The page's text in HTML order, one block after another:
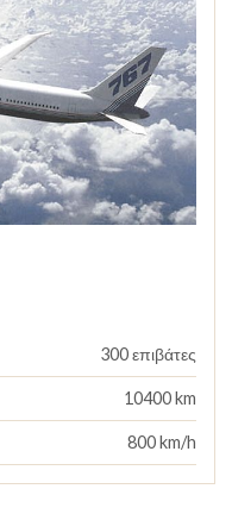
300 επιβάτες
10400 km
800 km/h